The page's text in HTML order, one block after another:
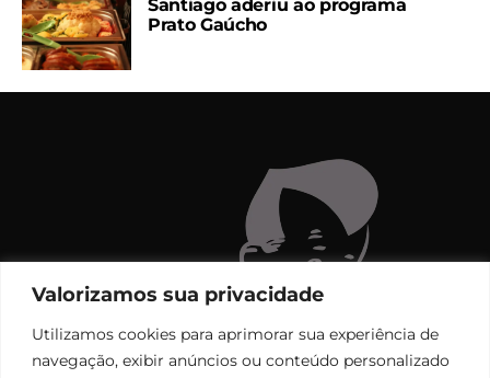
Valorizamos sua privacidade
Utilizamos cookies para aprimorar sua experiência de
navegação, exibir anúncios ou conteúdo personalizado
Santiago aderiu ao programa
Prato Gaúcho